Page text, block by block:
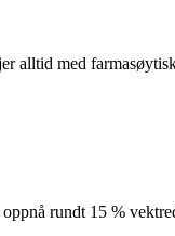
alltid med
rundt 15 %